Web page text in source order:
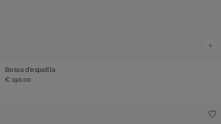
Bossa d’espatlla
€ 190,00